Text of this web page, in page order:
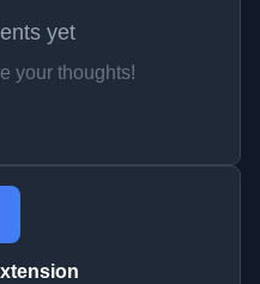
yet
your thoughts!